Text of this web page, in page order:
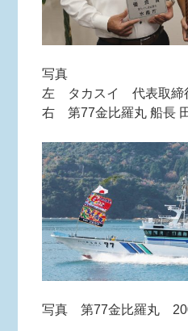
写真
左 タカスイ 代表取締
右 第77金比羅丸 船長
写真 第77金比羅丸